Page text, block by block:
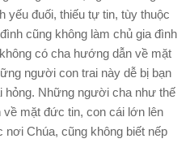
yếu đuối, thiếu tự tin, tùy thuộc
cũng không làm chủ gia đình
có cha hướng dẫn về mặt
người con trai này dễ bị bạn
hỏng. Những người cha như thế
mặt đức tin, con cái lớn lên
Chúa, cũng không biết nếp